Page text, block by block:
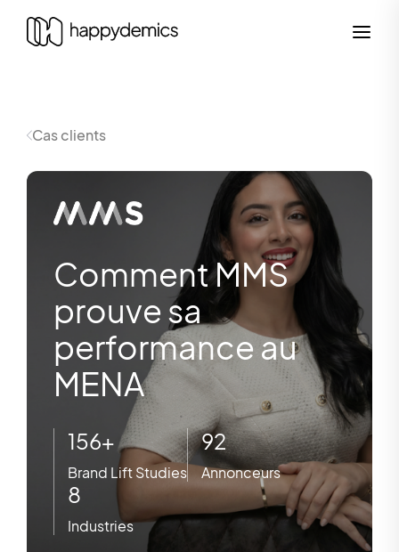
Cas clients
Comment MMS
prouve sa
performance au
MENA
156+
Brand Lift Studies
92
Annonceurs
8
Industries